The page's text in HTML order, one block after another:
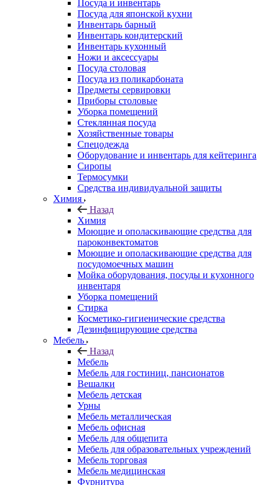
Посуда и инвентарь
Посуда для японской кухни
Инвентарь барный
Инвентарь кондитерский
Инвентарь кухонный
Ножи и аксессуары
Посуда столовая
Посуда из поликарбоната
Предметы сервировки
Приборы столовые
Уборка помещений
Стеклянная посуда
Хозяйственные товары
Спецодежда
Оборудование и инвентарь для кейтеринга
Сиропы
Термосумки
Средства индивидуальной защиты
Химия
Назад
Химия
Моющие и ополаскивающие средства для
пароконвектоматов
Моющие и ополаскивающие средства для
посудомоечных машин
Мойка оборудования, посуды и кухонного
инвентаря
Уборка помещений
Стирка
Косметико-гигиенические средства
Дезинфицирующие средства
Мебель
Назад
Мебель
Мебель для гостиниц, пансионатов
Вешалки
Мебель детская
Урны
Мебель металлическая
Мебель офисная
Мебель для общепита
Мебель для образовательных учреждений
Мебель торговая
Мебель медицинская
Фурнитура